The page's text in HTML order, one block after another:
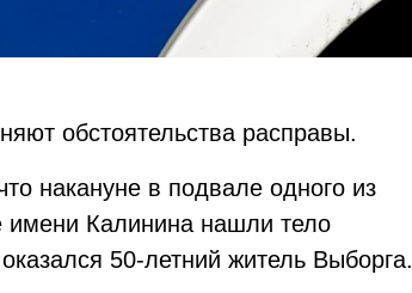
обстоятельства расправы.
накануне в подвале одного из
Калинина нашли тело
50-летний житель Выборга.